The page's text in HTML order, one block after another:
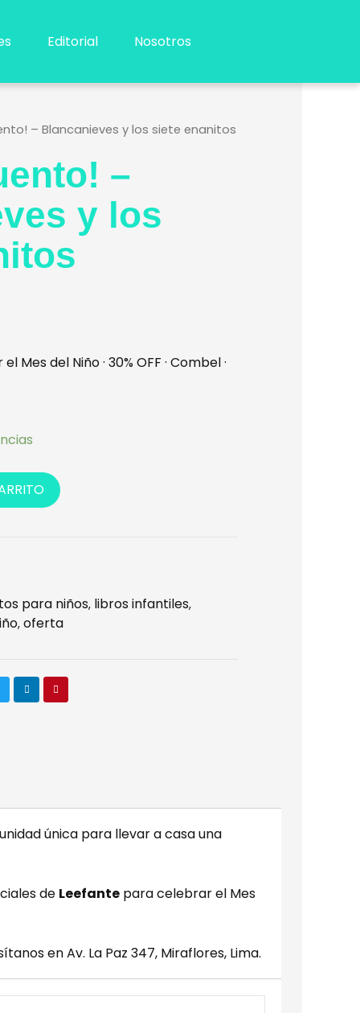
Editorial Nosotros
– Blancanieves y los siete enanitos
–
y los
del Niño · 30% OFF · Combel ·
para niños, libros infantiles,
,oferta
única para llevar a casa una
de Leefante para celebrar el Mes
en Av. La Paz 347, Miraflores, Lima.